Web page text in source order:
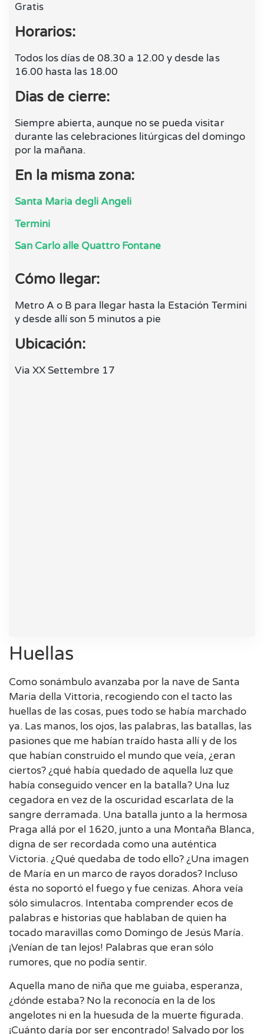
Gratis
Horarios:
Todos los días de 08.30 a 12.00 y desde las
16.00 hasta las 18.00
Dias de cierre:
Siempre abierta, aunque no se pueda visitar
durante las celebraciones litúrgicas del domingo
por la mañana.
En la misma zona:
Santa Maria degli Angeli
Termini
San Carlo alle Quattro Fontane
Cómo llegar:
Metro A o B para llegar hasta la Estación Termini
y desde allí son 5 minutos a pie
Ubicación:
Via XX Settembre 17
Huellas
Como sonámbulo avanzaba por la nave de Santa
Maria della Vittoria, recogiendo con el tacto las
huellas de las cosas, pues todo se había marchado
ya. Las manos, los ojos, las palabras, las batallas, las
pasiones que me habían traído hasta allí y de los
que habían construido el mundo que veía, ¿eran
ciertos? ¿qué había quedado de aquella luz que
había conseguido vencer en la batalla? Una luz
cegadora en vez de la oscuridad escarlata de la
sangre derramada. Una batalla junto a la hermosa
Praga allá por el 1620, junto a una Montaña Blanca,
digna de ser recordada como una auténtica
Victoria. ¿Qué quedaba de todo ello? ¿Una imagen
de María en un marco de rayos dorados? Incluso
ésta no soportó el fuego y fue cenizas. Ahora veía
sólo simulacros. Intentaba comprender ecos de
palabras e historias que hablaban de quien ha
tocado maravillas como Domingo de Jesús María.
¡Venían de tan lejos! Palabras que eran sólo
rumores, que no podía sentir.
Aquella mano de niña que me guiaba, esperanza,
¿dónde estaba? No la reconocía en la de los
angelotes ni en la huesuda de la muerte figurada.
¡Cuánto daría por ser encontrado! Salvado por los